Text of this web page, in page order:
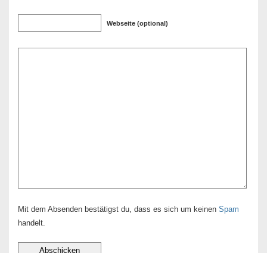
Webseite (optional)
Mit dem Absenden bestätigst du, dass es sich um keinen Spam
handelt.